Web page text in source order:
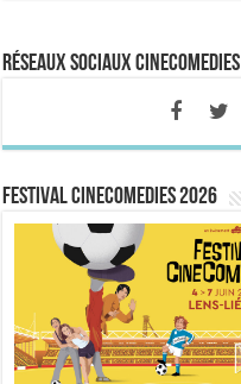
Réseaux sociaux CineComedies
FESTIVAL CINECOMEDIES 2026